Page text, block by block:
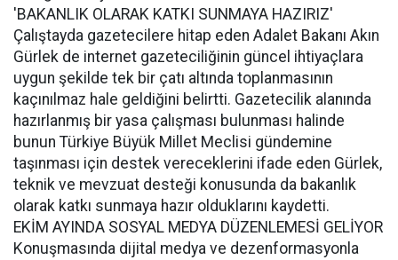
'BAKANLIK OLARAK KATKI SUNMAYA HAZIRIZ'
Çalıştayda gazetecilere hitap eden Adalet Bakanı Akın
Gürlek de internet gazeteciliğinin güncel ihtiyaçlara
uygun şekilde tek bir çatı altında toplanmasının
kaçınılmaz hale geldiğini belirtti. Gazetecilik alanında
hazırlanmış bir yasa çalışması bulunması halinde
bunun Türkiye Büyük Millet Meclisi gündemine
taşınması için destek vereceklerini ifade eden Gürlek,
teknik ve mevzuat desteği konusunda da bakanlık
olarak katkı sunmaya hazır olduklarını kaydetti.
EKİM AYINDA SOSYAL MEDYA DÜZENLEMESİ GELİYOR
Konuşmasında dijital medya ve dezenformasyonla